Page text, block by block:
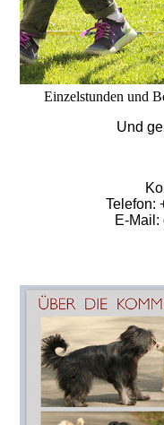
Einzelstunden und
Und
Telefon:
E-Mail: